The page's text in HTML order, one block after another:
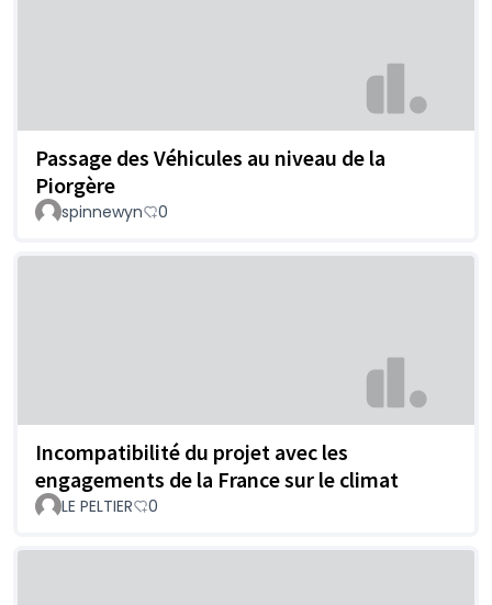
Passage des Véhicules au niveau de la
Piorgère
spinnewyn 0
Incompatibilité du projet avec les
engagements de la France sur le climat
LE PELTIER 0